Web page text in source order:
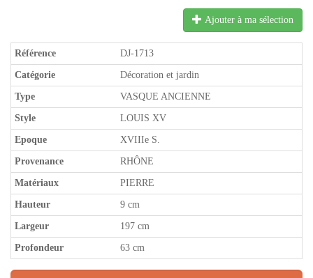
Ajouter à ma sélection
Référence DJ-1713
Catégorie Décoration et jardin
Type VASQUE ANCIENNE
Style LOUIS XV
Epoque XVIIIe S.
Provenance RHÔNE
Matériaux PIERRE
Hauteur 9 cm
Largeur 197 cm
Profondeur 63 cm